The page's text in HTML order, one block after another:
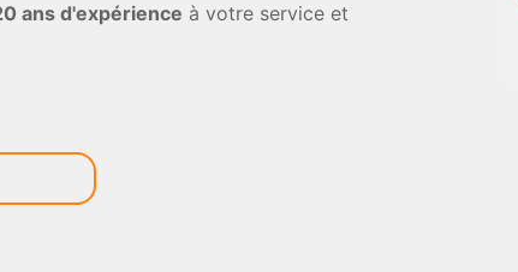
ans d'expérience à votre service et